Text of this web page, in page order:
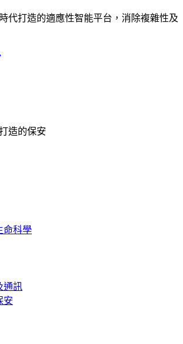
代打造的適應性智能平台，消除複雜性及
造的保安
命科學
通訊
安